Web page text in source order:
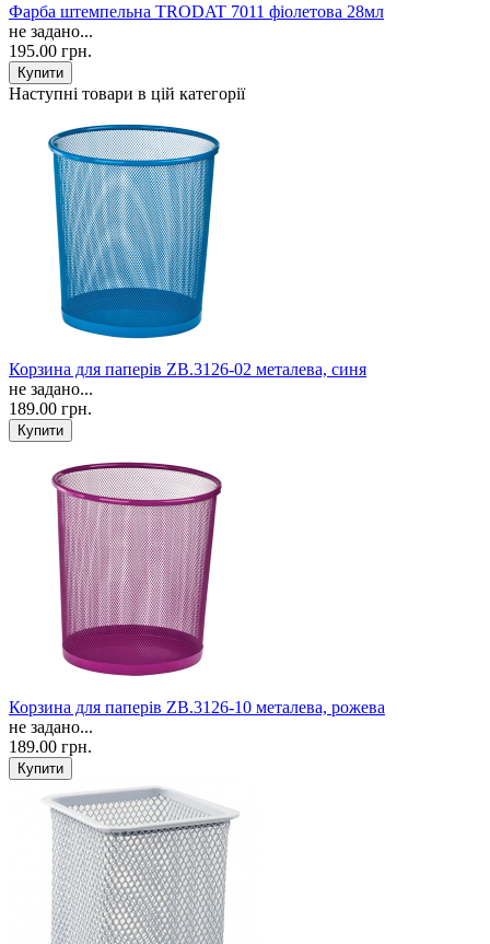
Фарба штемпельна TRODAT 7011 фіолетова 28мл
не задано...
195.00 грн.
Наступні товари в цій категорії
Корзина для паперів ZB.3126-02 металева, синя
не задано...
189.00 грн.
Корзина для паперів ZB.3126-10 металева, рожева
не задано...
189.00 грн.